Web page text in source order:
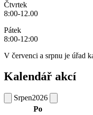
Čtvrtek
8:00-12.00
Pátek
8:00-12:00
V červenci a srpnu je úřad
Kalendář akcí
Srpen2026
Po